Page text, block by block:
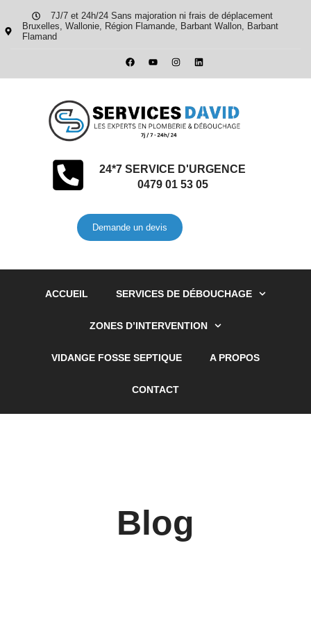
7J/7 et 24h/24 Sans majoration ni frais de déplacement
Bruxelles, Wallonie, Région Flamande, Barbant Wallon, Barbant
Flamand
24*7 SERVICE D'URGENCE
0479 01 53 05
Demande un devis
ACCUEIL SERVICES DE DÉBOUCHAGE
ZONES D’INTERVENTION
VIDANGE FOSSE SEPTIQUE A PROPOS
CONTACT
Blog